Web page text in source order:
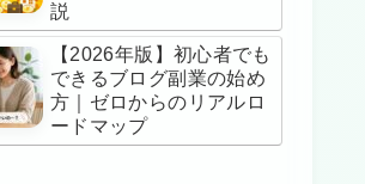
説
【2026年版】初心者でも
できるブログ副業の始め
方｜ゼロからのリアルロ
ードマップ